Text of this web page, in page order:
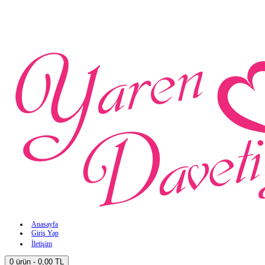
Anasayfa
Giriş Yap
İletişim
0 ürün - 0,00 TL